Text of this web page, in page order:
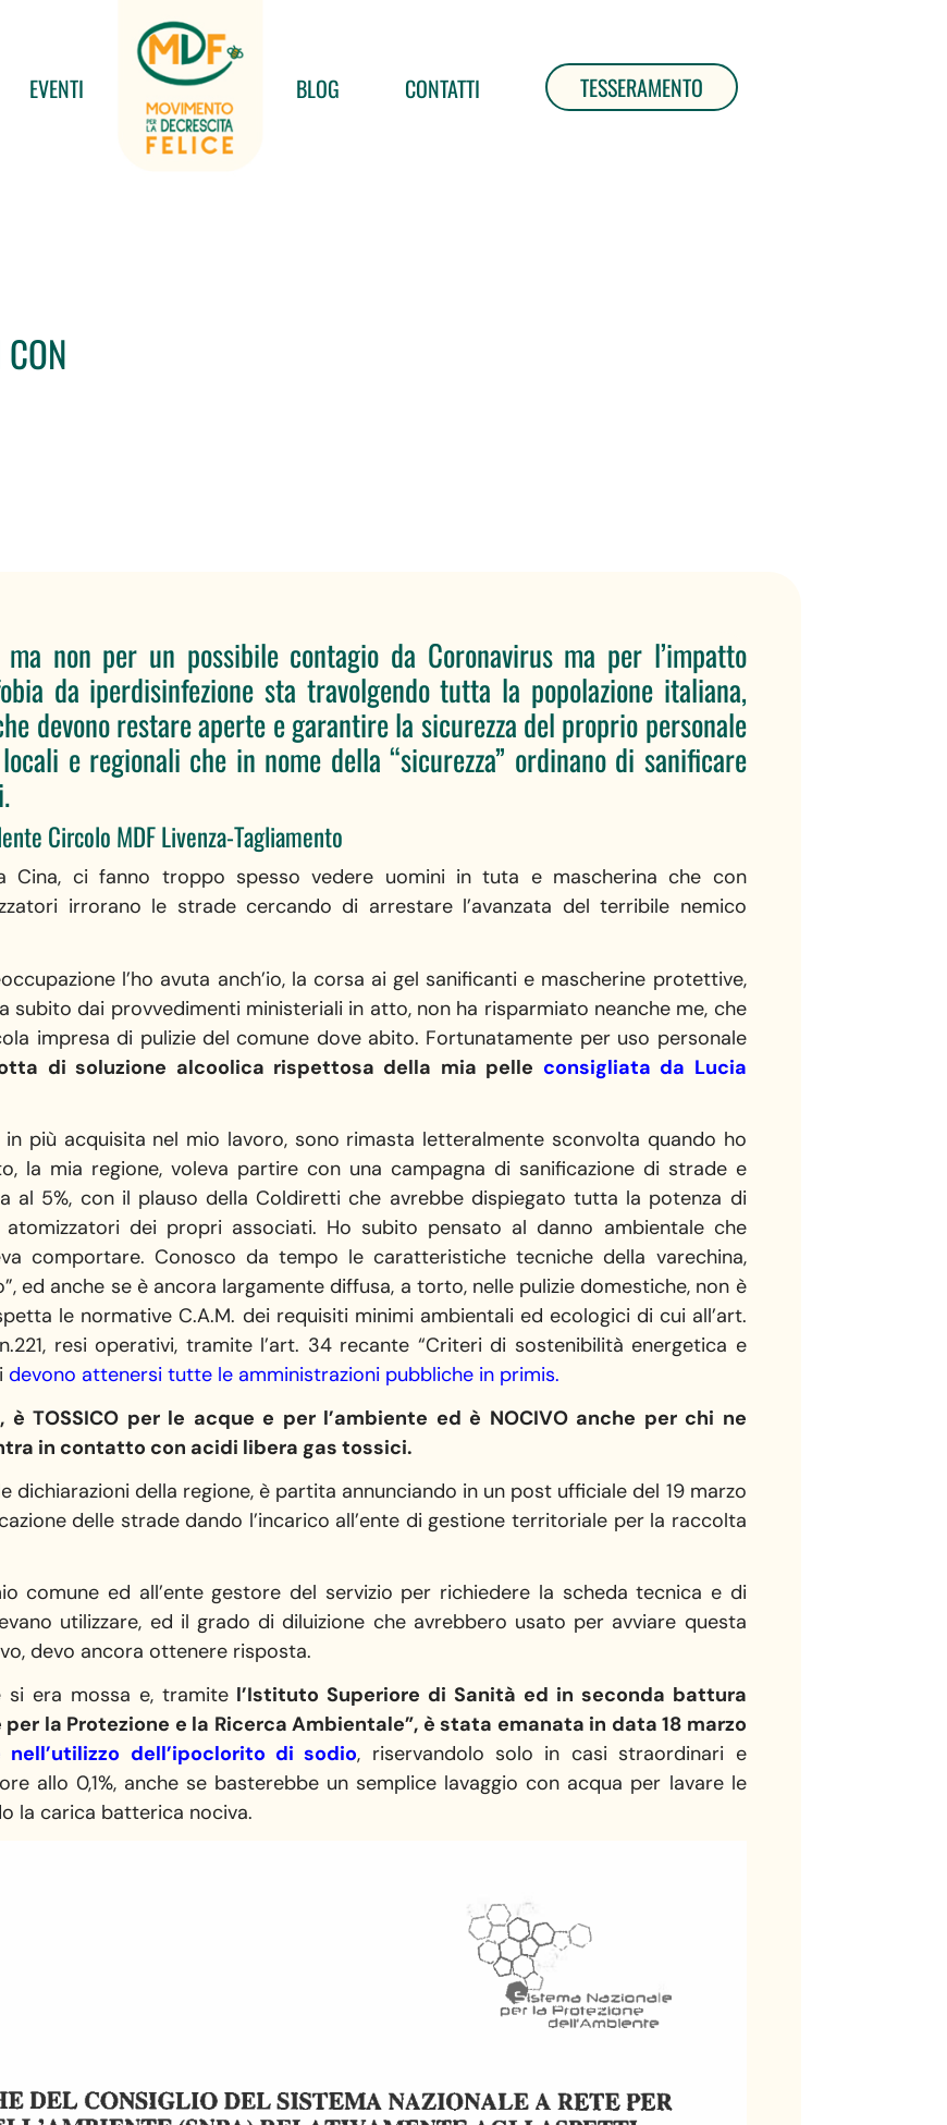
EVENTI BLOG CONTATTI TESSERAMENTO
non per un possibile contagio da Coronavirus ma per l’impatto
da iperdisinfezione sta travolgendo tutta la popolazione italiana,
devono restare aperte e garantire la sicurezza del proprio personale
e regionali che in nome della “sicurezza” ordinano di sanificare
Circolo MDF Livenza-Tagliamento
Cina, ci fanno troppo spesso vedere uomini in tuta e mascherina che con
irrorano le strade cercando di arrestare l’avanzata del terribile nemico
l’ho avuta anch’io, la corsa ai gel sanificanti e mascherine protettive,
dai provvedimenti ministeriali in atto, non ha risparmiato neanche me, che
impresa di pulizie del comune dove abito. Fortunatamente per uso personale
di soluzione alcoolica rispettosa della mia pelle consigliata da Lucia
più acquisita nel mio lavoro, sono rimasta letteralmente sconvolta quando ho
la mia regione, voleva partire con una campagna di sanificazione di strade e
al 5%, con il plauso della Coldiretti che avrebbe dispiegato tutta la potenza di
dei propri associati. Ho subito pensato al danno ambientale che
comportare. Conosco da tempo le caratteristiche tecniche della varechina,
ed anche se è ancora largamente diffusa, a torto, nelle pulizie domestiche, non è
le normative C.A.M. dei requisiti minimi ambientali ed ecologici di cui all’art.
resi operativi, tramite l’art. 34 recante “Criteri di sostenibilità energetica e
devono attenersi tutte le amministrazioni pubbliche in primis.
TOSSICO per le acque e per l’ambiente ed è NOCIVO anche per chi ne
in contatto con acidi libera gas tossici.
dichiarazioni della regione, è partita annunciando in un post ufficiale del 19 marzo
delle strade dando l’incarico all’ente di gestione territoriale per la raccolta
comune ed all’ente gestore del servizio per richiedere la scheda tecnica e di
utilizzare, ed il grado di diluizione che avrebbero usato per avviare questa
devo ancora ottenere risposta.
si era mossa e, tramite l’Istituto Superiore di Sanità ed in seconda battura
la Protezione e la Ricerca Ambientale”, è stata emanata in data 18 marzo
nell’utilizzo dell’ipoclorito di sodio, riservandolo solo in casi straordinari e
allo 0,1%, anche se basterebbe un semplice lavaggio con acqua per lavare le
la carica batterica nociva.